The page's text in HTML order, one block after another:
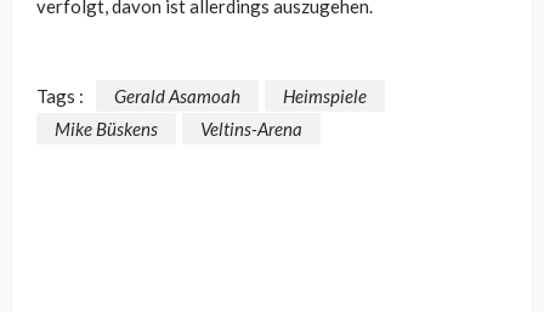
verfolgt, davon ist allerdings auszugehen.
Tags : Gerald Asamoah
Heimspiele
Mike Büskens
Veltins-Arena